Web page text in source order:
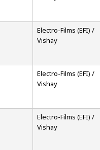
Electro-Films (EFI) /
Vishay
Electro-Films (EFI) /
Vishay
Electro-Films (EFI) /
Vishay